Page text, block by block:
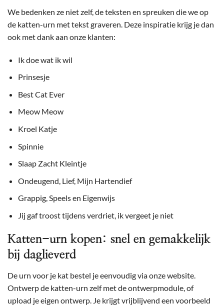
We bedenken ze niet zelf, de teksten en spreuken die we op
de katten-urn met tekst graveren. Deze inspiratie krijg je dan
ook met dank aan onze klanten:
Ik doe wat ik wil
Prinsesje
Best Cat Ever
Meow Meow
Kroel Katje
Spinnie
Slaap Zacht Kleintje
Ondeugend, Lief, Mijn Hartendief
Grappig, Speels en Eigenwijs
Jij gaf troost tijdens verdriet, ik vergeet je niet
Katten-urn kopen: snel en gemakkelijk
bij daglieverd
De urn voor je kat bestel je eenvoudig via onze website.
Ontwerp de katten-urn zelf met de ontwerpmodule, of
upload je eigen ontwerp. Je krijgt vrijblijvend een voorbeeld